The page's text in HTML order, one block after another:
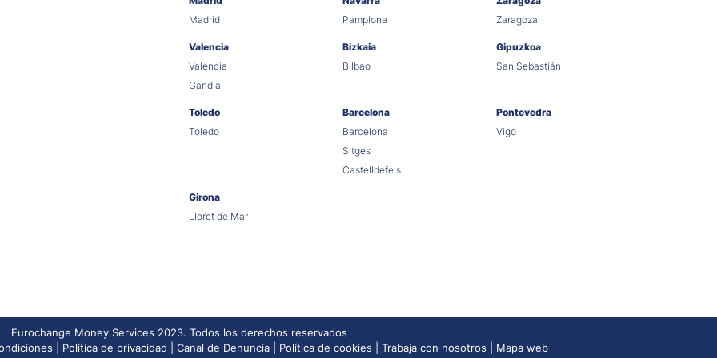
Madrid
Pamplona
Zaragoza
Valencia
Valencia
Gandia
Bizkaia
Bilbao
Gipuzkoa
San Sebastián
Toledo
Toledo
Barcelona
Barcelona
Sitges
Castelldefels
Pontevedra
Vigo
Girona
Lloret de Mar
Eurochange Money Services 2023. Todos los derechos reservados
Política de privacidad Canal de Denuncia Política de cookies Trabaja con nosotros Mapa web